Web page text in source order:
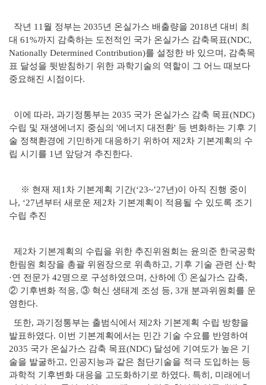
작년 11월 정부는 2035년 온실가스 배출량을 2018년 대비 최
대 61%까지 감축하는 도전적인 국가 온실가스 감축목표(NDC,
Nationally Determined Contribution)를 설정한 바 있으며, 감축목
표 달성을 뒷받침하기 위한 과학기술의 역할이 그 어느 때보다
중요해진 시점이다.
이에 따라, 과기정통부는 2035 국가 온실가스 감축 목표(NDC)
수립 및 재생에너지 중심의 '에너지 대전환' 등 변화하는 기후 기
술 정책환경에 기민하게 대응하기 위하여 제2차 기본계획의 수
립 시기를 1년 앞당겨 추진한다.
※ 현재 제1차 기본계획 기간(‘23~’27년)이 아직 진행 중이
나, ‘27년부터 새로운 제2차 기본계획이 적용될 수 있도록 조기
수립 추진
제2차 기본계획의 수립을 위한 추진위원회는 윤의준 한국공학
한림원 회장을 총괄 위원장으로 위촉하고, 기후 기술 관련 산·학
·연 전문가 42명으로 구성하였으며, 산하에 ① 온실가스 감축,
② 기후변화 적응, ③ 혁신 생태계 조성 등, 3개 분과위원회를 운
영한다.
또한, 과기정통부는 출범식에서 제2차 기본계획 수립 방향을
발표하였다. 이번 기본계획에서는 민간 기술 수요를 반영하여
2035 국가 온실가스 감축 목표(NDC) 달성에 기여도가 높은 기
술을 발굴하고, 인공지능과 같은 첨단기술을 적극 도입하는 등
과학적 기후변화 대응을 고도화하기로 하였다. 특히, 미래에너